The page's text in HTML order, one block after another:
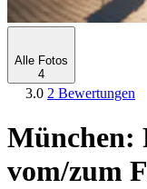
Alle Fotos
4
3.0 2 Bewertungen
München:
vom/zum